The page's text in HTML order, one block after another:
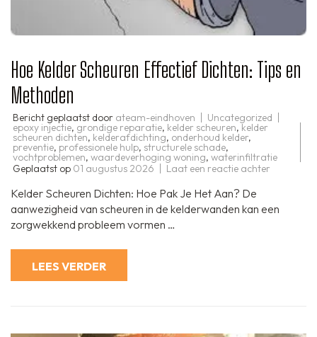
Hoe Kelder Scheuren Effectief Dichten: Tips en
Methoden
Bericht geplaatst door ateam-eindhoven Uncategorized
epoxy injectie, grondige reparatie, kelder scheuren,kelder
scheuren dichten, kelderafdichting, onderhoud kelder,
preventie, professionele hulp, structurele schade,
vochtproblemen, waardeverhoging woning, waterinfiltratie
Geplaatst op 01 augustus 2026 Laat een reactie achter
Effectief
Dichten:
Kelder Scheuren Dichten: Hoe Pak Je Het Aan? De
aanwezigheid van scheuren in de kelderwanden kan een
zorgwekkend probleem vormen …
LEES VERDER